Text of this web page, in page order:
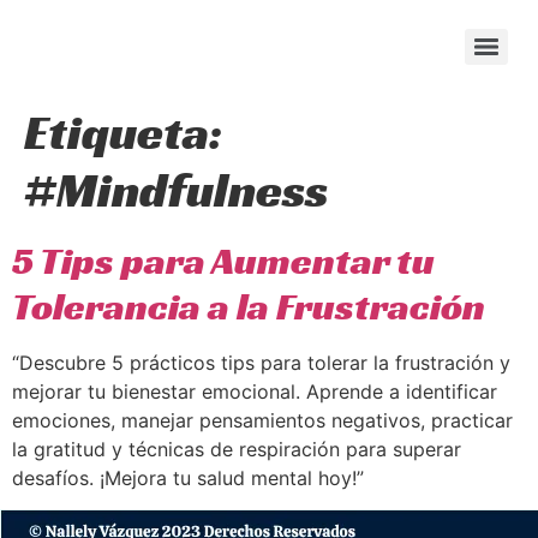
Etiqueta:
#Mindfulness
5 Tips para Aumentar tu
Tolerancia a la Frustración
“Descubre 5 prácticos tips para tolerar la frustración y
mejorar tu bienestar emocional. Aprende a identificar
emociones, manejar pensamientos negativos, practicar
la gratitud y técnicas de respiración para superar
desafíos. ¡Mejora tu salud mental hoy!”